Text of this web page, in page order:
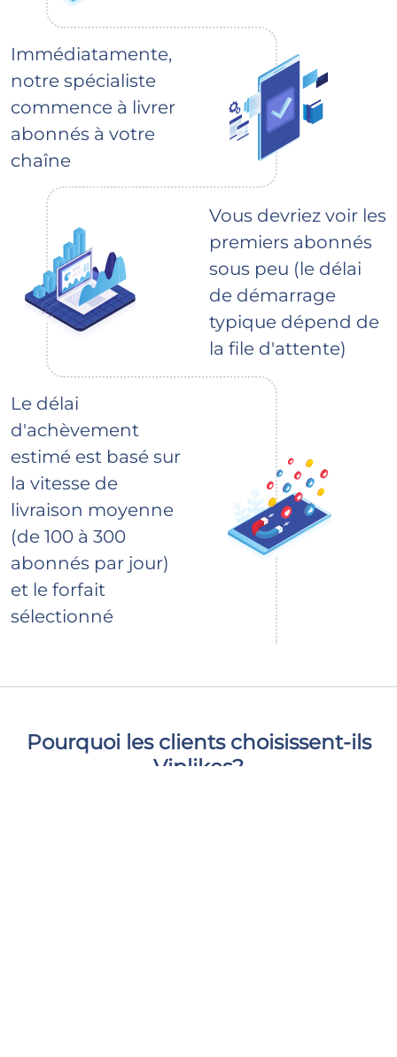
Immédiatamente,
notre spécialiste
commence à livrer
abonnés à votre
chaîne
Vous devriez voir les
premiers abonnés
sous peu (le délai
de démarrage
typique dépend de
la file d'attente)
Le délai
d'achèvement
estimé est basé sur
la vitesse de
livraison moyenne
(de 100 à 300
abonnés par jour)
et le forfait
sélectionné
Pourquoi les clients choisissent-ils
Viplikes?